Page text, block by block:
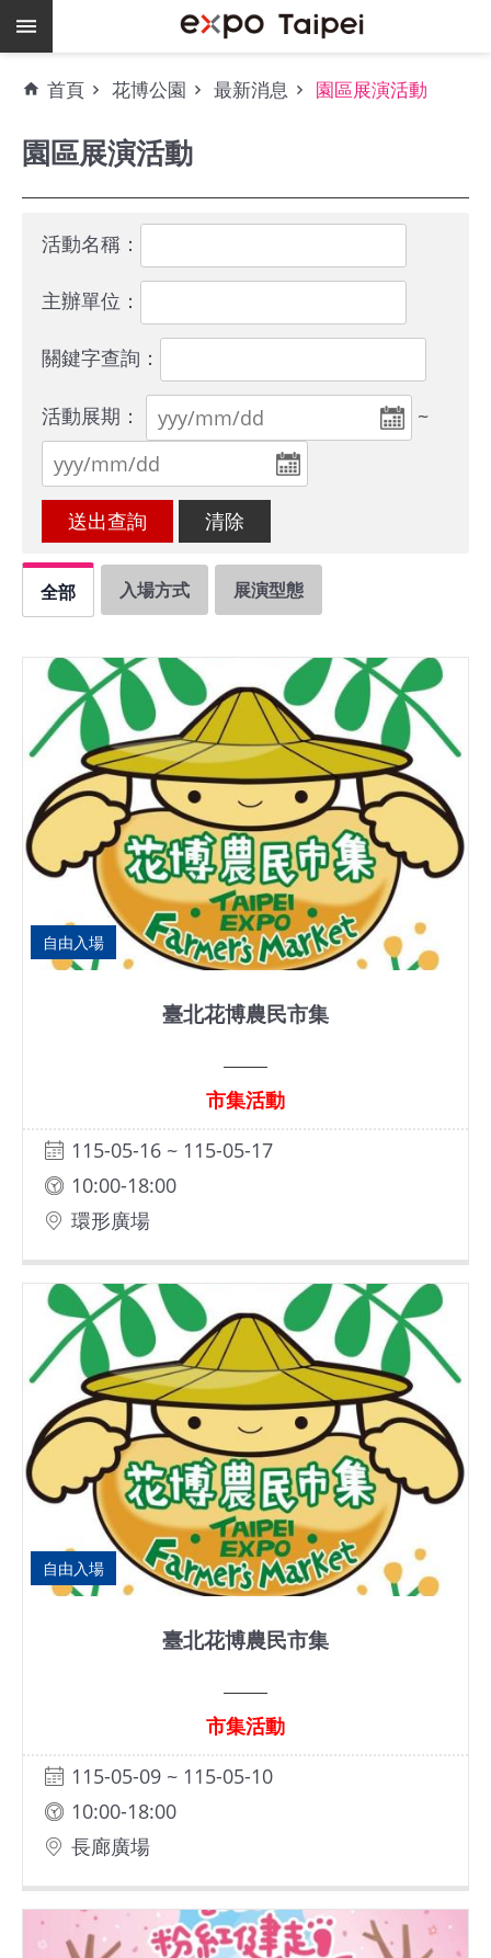
跳到主要內容區塊
門
地
借
餘
期
艷
會
展
北
回
饋
場
地
申
請
新
創
館
租
借
博
公
首
頁
網
導
覽
Facebook
隱
私
及
網
首頁 花博公園 最新消息 園區展演活動
園區展演活動
活動名稱：
主辦單位：
關鍵字查詢：
活動展期： ~
全部 入場方式 展演型態
自由入場
臺北花博農民市集
市集活動
115-05-16 ~ 115-05-17
10:00-18:00
環形廣場
自由入場
臺北花博農民市集
市集活動
115-05-09 ~ 115-05-10
10:00-18:00
長廊廣場